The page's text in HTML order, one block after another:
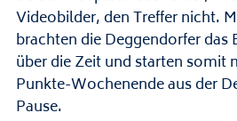
Videobilder, den Treffer nicht.
brachten die Deggendorfer das
über die Zeit und starten somit
Punkte-Wochenende aus der
Pause.